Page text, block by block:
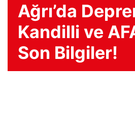
Ağrı’da
Kandilli ve
Son Bilgiler!